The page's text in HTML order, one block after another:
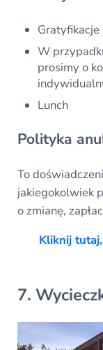
Gratyfikacje
W
prosimy o
Lunch
Polityka
To
jakiegokolwiek
o zmianę,
Kliknij
7.